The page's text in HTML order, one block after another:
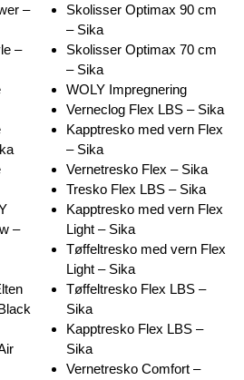
–
–
–
Skolisser Optimax 90 cm
– Sika
Skolisser Optimax 70 cm
– Sika
WOLY Impregnering
Verneclog Flex LBS – Sika
Kapptresko med vern Flex
– Sika
Vernetresko Flex – Sika
Tresko Flex LBS – Sika
Kapptresko med vern Flex
Light – Sika
Tøffeltresko med vern Flex
Light – Sika
Tøffeltresko Flex LBS –
Sika
Kapptresko Flex LBS –
Sika
Vernetresko Comfort –